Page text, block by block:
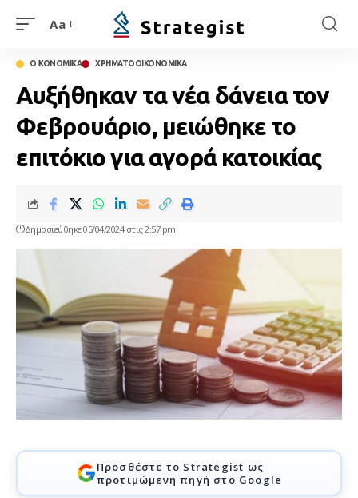
Aa
ΟΙΚΟΝΟΜΙΚΑ ΧΡΗΜΑΤΟΟΙΚΟΝΟΜΙΚΑ
Αυξήθηκαν τα νέα δάνεια τον
Φεβρουάριο, μειώθηκε το
επιτόκιο για αγορά κατοικίας
Δημοσιεύθηκε 05/04/2024 στις 2:57 pm
Προσθέστε το Strategist ως
προτιμώμενη πηγή στο Google